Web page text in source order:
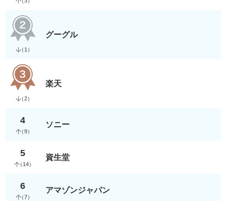
（ 1 ）
グーグル
（2）
楽天
4
（9）
ソニー
5
（ 14）
資生堂
6
（7）
アマゾンジャパン